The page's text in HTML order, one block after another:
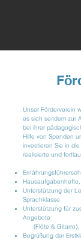
Unser Förderverein
es sich seitdem zur
bei ihrer
Hilfe von Spenden
investieren Sie in
realisierte und
Hausaufgabenhefte,
Unterstützung der
Sprachklasse
Unterstützung für
Angebote
(Flöte & Gitarre),
Begrüßung der